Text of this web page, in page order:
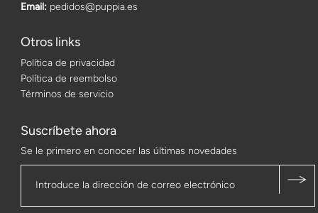
Email: pedidos@puppia.es
Otros links
Política de privacidad
Política de reembolso
Términos de servicio
Suscríbete ahora
Se le primero en conocer las últimas novedades